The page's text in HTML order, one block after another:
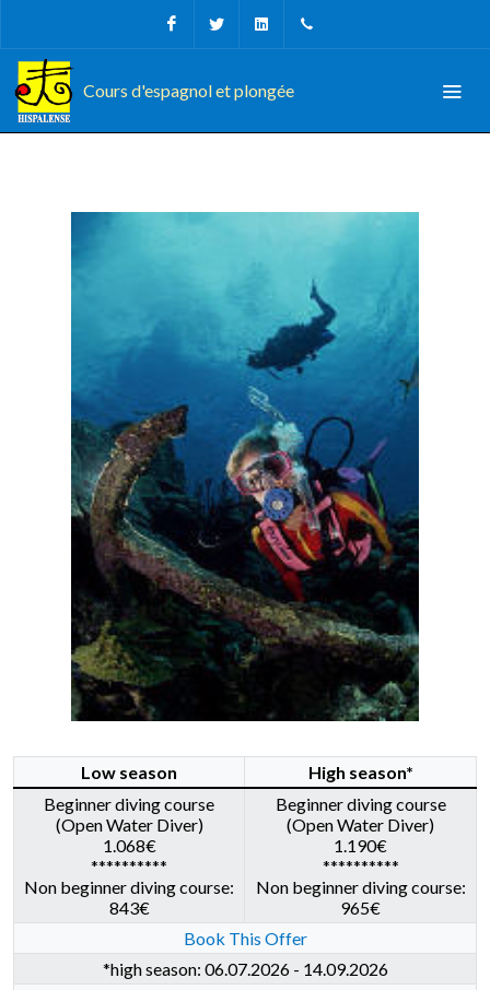
FacebookTwitter Linkedin
Cours d'espagnol et plongée
Low season
High season*
Beginner diving course
(Open Water Diver)
1.068€
**********
Non beginner diving course:
843€
Beginner diving course
(Open Water Diver)
1.190€
**********
Non beginner diving course:
965€
Book This Offer
*high season: 06.07.2026 - 14.09.2026